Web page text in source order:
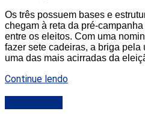
Os três possuem bases e
chegam à reta da pré-
entre os eleitos. Com uma
fazer sete cadeiras, a briga pela
uma das mais acirradas da
Continue lendo